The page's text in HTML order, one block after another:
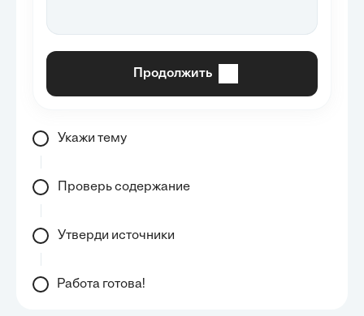
Продолжить
Укажи тему
Проверь содержание
Утверди источники
Работа готова!